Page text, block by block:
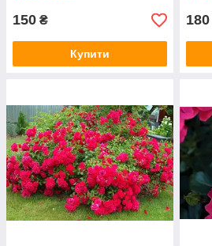
150 ₴
Купити
180